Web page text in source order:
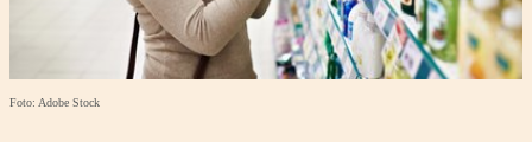
Foto: Adobe Stock